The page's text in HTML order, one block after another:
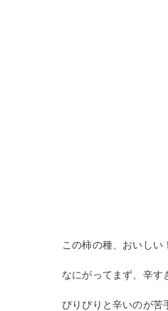
この柿の種、おいしい！
なにがってまず、辛す
ぴりぴりと辛いのが苦